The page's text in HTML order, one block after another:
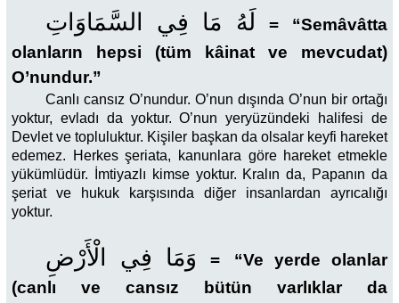
لَهُ مَا فِي السَّمَاوَاتِ =
“Semâvâtta
olanların hepsi (tüm kâinat ve mevcudat)
O’nundur.”
Canlı cansız O’nundur. O’nun dışında O’nun bir ortağı
yoktur, evladı da yoktur. O’nun yeryüzündeki halifesi de
Devlet ve topluluktur. Kişiler başkan da olsalar keyfi hareket
edemez. Herkes şeriata, kanunlara göre hareket etmekle
yükümlüdür. İmtiyazlı kimse yoktur. Kralın da, Papanın da
şeriat ve hukuk karşısında diğer insanlardan ayrıcalığı
yoktur.
وَمَا فِي الْأَرْضِ =
“Ve yerde olanlar
(canlı ve cansız bütün varlıklar da